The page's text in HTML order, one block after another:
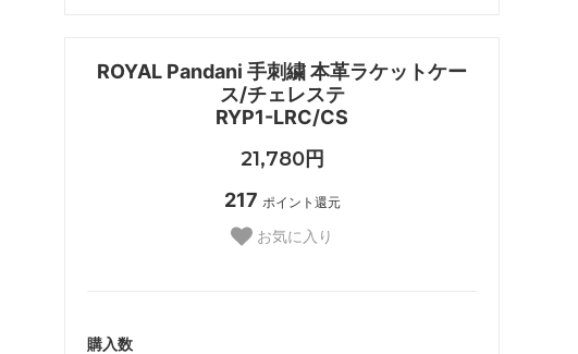
ROYAL Pandani 手刺繍 本革ラケットケー
ス/チェレステ
RYP1-LRC/CS
21,780円
217 ポイント還元
お気に入り
購入数